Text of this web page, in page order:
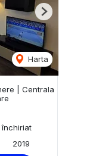
Harta
Next
| Centrala
2019